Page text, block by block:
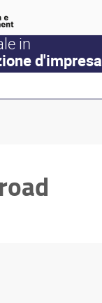
in
d'impresa